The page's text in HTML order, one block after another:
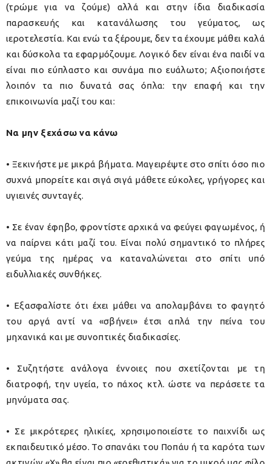
(τρώμε για να ζούμε) αλλά και στην ίδια διαδικασία
παρασκευής και κατανάλωσης του γεύματος, ως
ιεροτελεστία. Και ενώ τα ξέρουμε, δεν τα έχουμε μάθει καλά
και δύσκολα τα εφαρμόζουμε. Λογικό δεν είναι ένα παιδί να
είναι πιο εύπλαστο και συνάμα πιο ευάλωτο; Αξιοποιήστε
λοιπόν τα πιο δυνατά σας όπλα: την επαφή και την
επικοινωνία μαζί του και:
Να μην ξεχάσω να κάνω
• Ξεκινήστε με μικρά βήματα. Μαγειρέψτε στο σπίτι όσο πιο
συχνά μπορείτε και σιγά σιγά μάθετε εύκολες, γρήγορες και
υγιεινές συνταγές.
• Σε έναν έφηβο, φροντίστε αρχικά να φεύγει φαγωμένος, ή
να παίρνει κάτι μαζί του. Είναι πολύ σημαντικό το πλήρες
γεύμα της ημέρας να καταναλώνεται στο σπίτι υπό
ειδυλλιακές συνθήκες.
• Εξασφαλίστε ότι έχει μάθει να απολαμβάνει το φαγητό
του αργά αντί να «σβήνει» έτσι απλά την πείνα του
μηχανικά και με συνοπτικές διαδικασίες.
• Συζητήστε ανάλογα έννοιες που σχετίζονται με τη
διατροφή, την υγεία, το πάχος κτλ. ώστε να περάσετε τα
μηνύματα σας.
• Σε μικρότερες ηλικίες, χρησιμοποιείστε το παιχνίδι ως
εκπαιδευτικό μέσο. Το σπανάκι του Ποπάυ ή τα καρότα των